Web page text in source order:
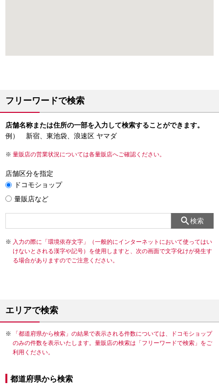
フリーワードで検索
店舗名称または住所の一部を入力して検索することができます。
例） 新宿、東池袋、浪速区 ヤマダ
量販店の営業状況については各量販店へご確認ください。
店舗区分を指定
ドコモショップ
量販店など
検索
入力の際に「環境依存文字」（一般的にインターネットにおいて使ってはい
けないとされる漢字や記号）を使用しますと、次の画面で文字化けが発生す
る場合がありますのでご注意ください。
エリアで検索
「都道府県から検索」の結果で表示される件数については、ドコモショップ
のみの件数を表示いたします。量販店の検索は「フリーワードで検索」をご
利用ください。
都道府県から検索